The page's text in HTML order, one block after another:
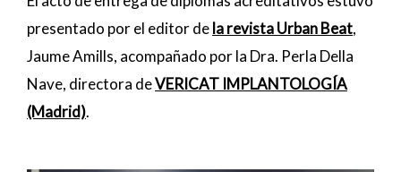
presentado por el editor dela revista Urban Beat,
Jaume Amills, acompañado por la Dra. Perla Della
Nave, directora deVERICAT IMPLANTOLOGÍA
(Madrid).